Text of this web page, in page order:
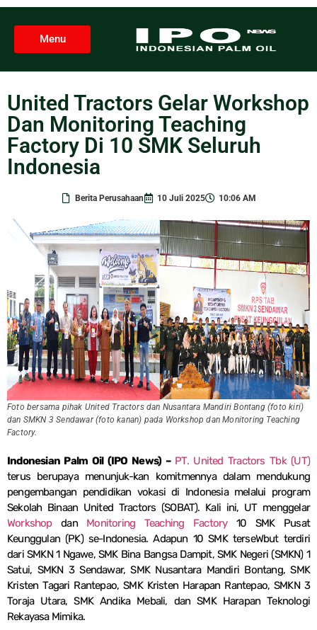
Menu
United Tractors Gelar Workshop
Dan Monitoring Teaching
Factory Di 10 SMK Seluruh
Indonesia
Berita Perusahaan 10 Juli 2025 10:06 AM
Foto bersama pihak United Tractors dan Nusantara Mandiri Bontang (foto kiri)
dan SMKN 3 Sendawar (foto kanan) pada Workshop dan Monitoring Teaching
Factory.
Indonesian Palm Oil (IPO News) – PT. United Tractors Tbk (UT)
terus berupaya menunjuk-kan komitmennya dalam mendukung
pengembangan pendidikan vokasi di Indonesia melalui program
Sekolah Binaan United Tractors (SOBAT). Kali ini, UT menggelar
Workshopdan Monitoring Teaching Factory10 SMK Pusat
Keunggulan (PK) se-Indonesia. Adapun 10 SMK terseWbut terdiri
dari SMKN 1 Ngawe, SMK Bina Bangsa Dampit, SMK Negeri (SMKN) 1
Satui, SMKN 3 Sendawar, SMK Nusantara Mandiri Bontang, SMK
Kristen Tagari Rantepao, SMK Kristen Harapan Rantepao, SMKN 3
Toraja Utara, SMK Andika Mebali, dan SMK Harapan Teknologi
Rekayasa Mimika.